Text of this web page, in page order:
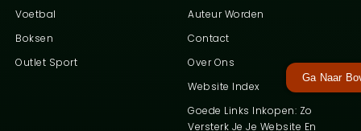
Ga Naar
Auteur Worden
Contact
Over Ons
Website Index
Goede Links Inkopen: Zo
Versterk Je Je Website En
Voetbal
Boksen
Outlet Sport